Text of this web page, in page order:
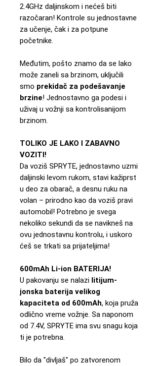
2.4GHz daljinskom i nećeš biti
razočaran! Kontrole su jednostavne
za učenje, čak i za potpune
početnike.
Međutim, pošto znamo da se lako
može zaneli sa brzinom, uključili
smo prekidač za podešavanje
brzine! Jednostavno ga podesi i
uživaj u vožnji sa kontrolisanijom
brzinom.
TOLIKO JE LAKO I ZABAVNO
VOZITI!
Da voziš SPRYTE, jednostavno uzmi
daljinski levom rukom, stavi kažiprst
u deo za obarač, a desnu ruku na
volan – prirodno kao da voziš pravi
automobil! Potrebno je svega
nekoliko sekundi da se navikneš na
ovu jednostavnu kontrolu, i uskoro
ćeš se trkati sa prijateljima!
600mAh Li-ion BATERIJA!
U pakovanju se nalazi litijum-
jonska baterija velikog
kapaciteta od 600mAh, koja pruža
odlično vreme vožnje. Sa naponom
od 7.4V, SPRYTE ima svu snagu koja
ti je potrebna.
Bilo da "divljaš" po zatvorenom